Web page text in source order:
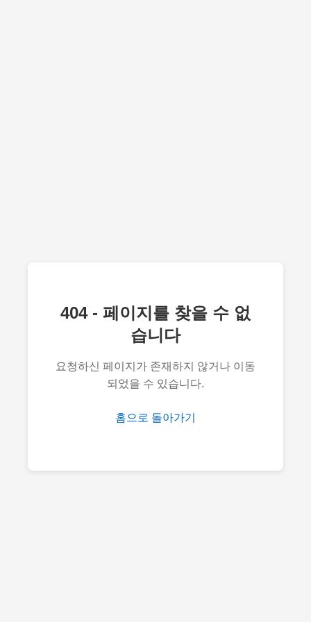
404 - 페이지를 찾을 수 없
습니다
요청하신 페이지가 존재하지 않거나 이동
되었을 수 있습니다.
홈으로 돌아가기